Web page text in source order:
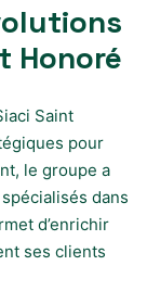
Honoré
Saint
pour
le groupe a
dans
d’enrichir
ses clients